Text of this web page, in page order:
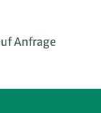
Anfrage